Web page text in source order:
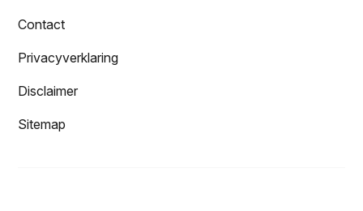
Contact
Privacyverklaring
Disclaimer
Sitemap